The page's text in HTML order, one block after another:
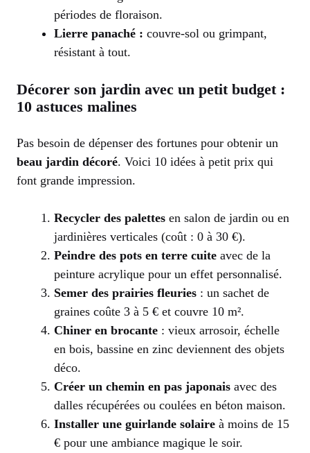
périodes de floraison.
Lierre panaché : couvre-sol ou grimpant,
résistant à tout.
Décorer son jardin avec un petit budget :
10 astuces malines
Pas besoin de dépenser des fortunes pour obtenir un
beau jardin décoré. Voici 10 idées à petit prix qui
font grande impression.
Recycler des palettes en salon de jardin ou en
jardinières verticales (coût : 0 à 30 €).
Peindre des pots en terre cuite avec de la
peinture acrylique pour un effet personnalisé.
Semer des prairies fleuries : un sachet de
graines coûte 3 à 5 € et couvre 10 m².
Chiner en brocante : vieux arrosoir, échelle
en bois, bassine en zinc deviennent des objets
déco.
Créer un chemin en pas japonais avec des
dalles récupérées ou coulées en béton maison.
Installer une guirlande solaire à moins de 15
€ pour une ambiance magique le soir.